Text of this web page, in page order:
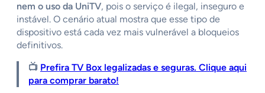
nem o uso da UniTV, pois o serviço é ilegal, inseguro e
instável. O cenário atual mostra que esse tipo de
dispositivo está cada vez mais vulnerável a bloqueios
definitivos.
📺 Prefira TV Box legalizadas e seguras. Clique aqui
para comprar barato!